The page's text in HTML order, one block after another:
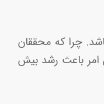
چرا که محققان
امر باعث رشد بیش